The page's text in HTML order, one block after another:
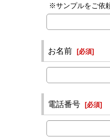
※サンプルをご依
お名前 [必須]
電話番号 [必須]